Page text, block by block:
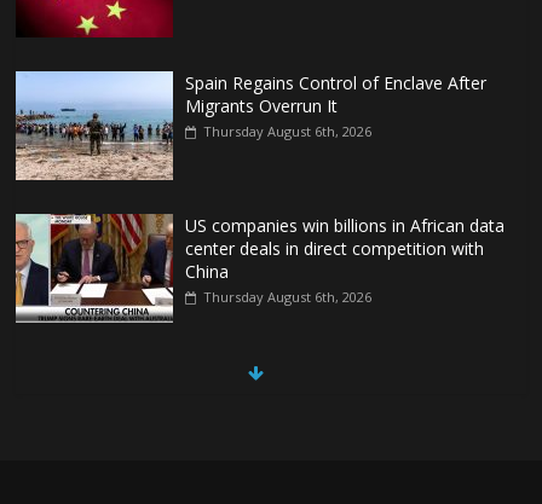
Spain Regains Control of Enclave After
Migrants Overrun It
Thursday August 6th, 2026
US companies win billions in African data
center deals in direct competition with
China
Thursday August 6th, 2026
China, Russia, Iran and North Korea